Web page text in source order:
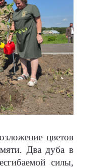
цветов
Два дуба в
силы,